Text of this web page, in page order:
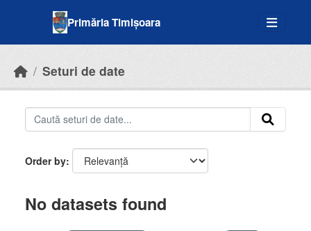
Primăria Timișoara
Seturi de date
Order by
No datasets found